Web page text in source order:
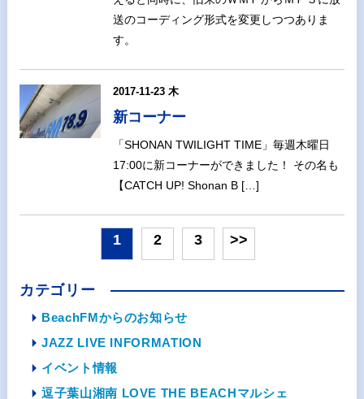
送のコーディング形式を変更しつつありま
す。
2017-11-23 木
新コーナー
「SHONAN TWILIGHT TIME」毎週木曜日
17:00に新コーナーができました！ その名も
【CATCH UP! Shonan B […]
1 2 3 >>
カテゴリー
BeachFMからのお知らせ
JAZZ LIVE INFORMATION
イベント情報
逗子葉山湘南 LOVE THE BEACHマルシェ